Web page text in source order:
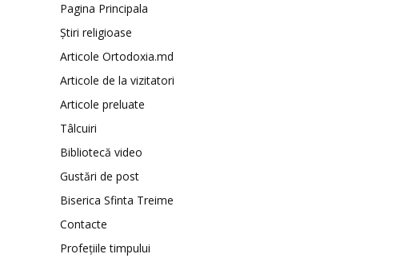
Pagina Principala
Știri religioase
Articole Ortodoxia.md
Articole de la vizitatori
Articole preluate
Tâlcuiri
Bibliotecă video
Gustări de post
Biserica Sfinta Treime
Contacte
Profețiile timpului